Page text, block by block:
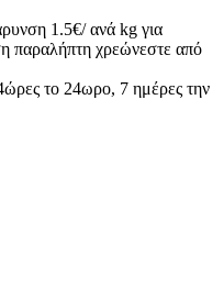
1.5€/ ανά kg για
παραλήπτη χρεώνεστε από
το 24ωρο, 7 ημέρες την